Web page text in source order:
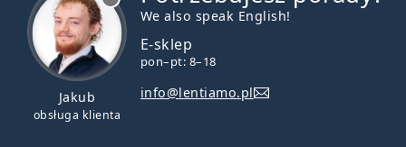
Jakub
obsługa klienta
We also speak English!
E-sklep
pon–pt: 8–18
info@lentiamo.pl